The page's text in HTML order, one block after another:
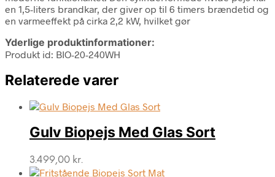
en 1,5-liters brandkar, der giver op til 6 timers brændetid og
en varmeeffekt på cirka 2,2 kW, hvilket gør
Yderlige produktinformationer:
Produkt id: BIO-20-240WH
Relaterede varer
Gulv Biopejs Med Glas Sort
3.499,00 kr.